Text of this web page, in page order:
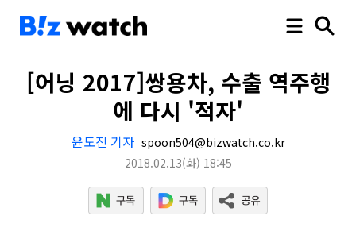
[어닝 2017]쌍용차, 수출 역주행
에 다시 '적자'
윤도진 기자 spoon504@bizwatch.co.kr
2018.02.13(화) 18:45